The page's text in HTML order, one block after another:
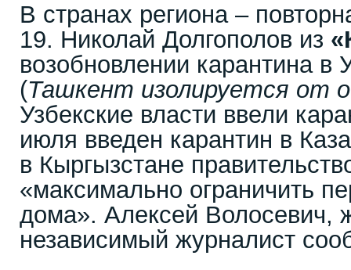
В странах региона –
19. Николай Долгополов из
возобновлении карантина в
(Ташкент изолируется от
Узбекские власти ввели
июля введен карантин в
в Кыргызстане
«максимально ограничить
дома». Алексей Волосевич,
независимый журналист